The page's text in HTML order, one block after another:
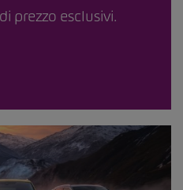
prezzo esclusivi.